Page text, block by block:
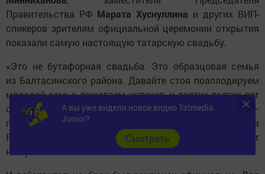
Правительства РФ Марата Хуснуллина и других ВИП-
спикеров зрителям официальной церемонии открытия
показали самую настоящую татарскую свадьбу.
«Это не бутафорная свадьба. Это образцовая семья
из Балтасинского района. Давайте стоя поаплодируем
молодой семье, пожелаем успехов, и долгих-долгих лет
совместной жизни, и много-много детей. Демография —
главный вопрос!» — с улыбкой поздравил молодоженов
Рустам Минниханов, вручив паре сертификат
на путешествие по Алтаю.
А вы уже видели новое видео Tatmedia
Junior?
Cмотреть